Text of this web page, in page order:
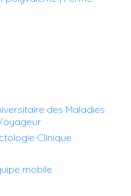
des Maladies
Clinique
mobile